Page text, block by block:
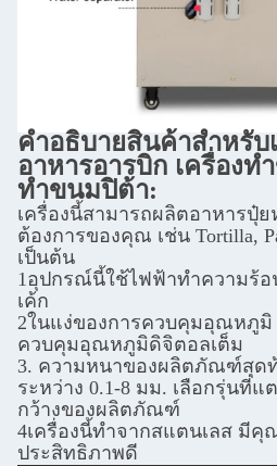
คําอธิบายสินค้าสําหรับ
อาหารอารบิก เครื่องทํ
ทําขนมปิต้า:
เครื่องนี้สามารถผลิตอาหารปุ๋
ต้องการของคุณ เช่น Tortilla,
เป็นต้น
1อุปกรณ์นี้ใช้ไฟฟ้าทําความร้
เค้ก
2ในแง่ของการควบคุมอุณหภูมิ
ควบคุมอุณหภูมิดิจิตอลเต็ม
3. ความหนาของผลิตภัณฑ์สุด
ระหว่าง 0.1-8 มม. เลือกรุ่นที่แ
กว้างของผลิตภัณฑ์
4เครื่องนี้ทําจากสแตนเลส มี
ประสิทธิภาพดี